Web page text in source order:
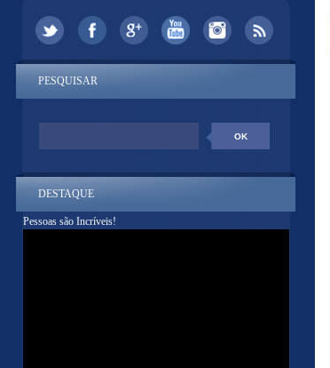
PESQUISAR
DESTAQUE
Pessoas são Incríveis!